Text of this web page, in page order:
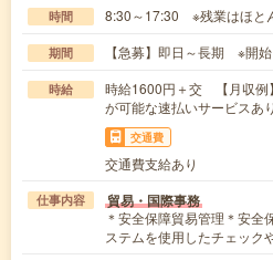
時間 8:30～17:30 ※残業はほと
期間 【急募】即日～長期 ※開
時給
時給1600円＋交 【月収
が可能な速払いサービスあり
交通費
交通費支給あり
仕事内容 貿易・国際事務
＊安全保障貿易管理＊安全
ステムを使用したチェッ